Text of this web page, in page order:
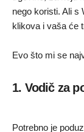
nego koristi. Ali s
klikova i vaša će
Evo što mi se
1. Vodič za
Potrebno je